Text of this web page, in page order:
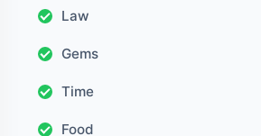
Law
Gems
Time
Food